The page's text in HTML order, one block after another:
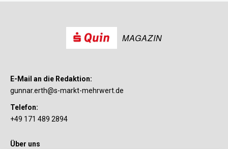
MAGAZIN
E-Mail an die Redaktion:
gunnar.erth@s-markt-mehrwert.de
Telefon:
+49 171 489 2894
Über uns